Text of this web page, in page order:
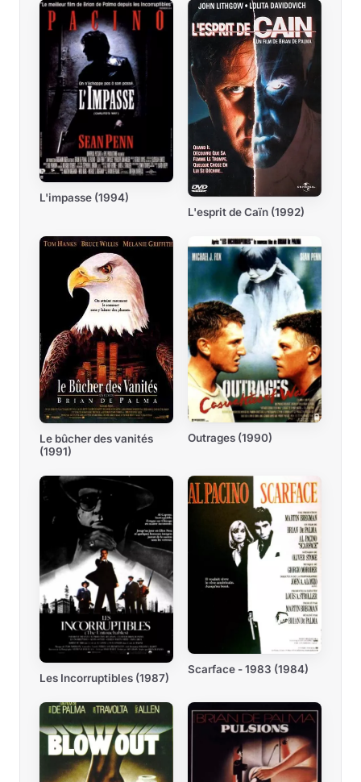
L'impasse (1994)
L'esprit de Caïn (1992)
Le bûcher des vanités
(1991)
Outrages (1990)
Les Incorruptibles (1987)
Scarface - 1983 (1984)